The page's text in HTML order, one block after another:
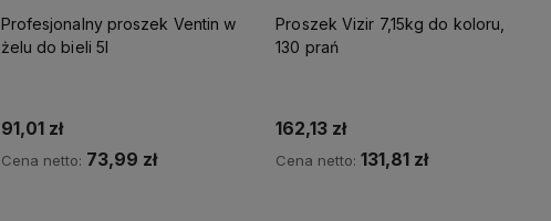
Profesjonalny proszek Ventin w
żelu do bieli 5l
91,01 zł
Cena netto: 73,99 zł
Proszek Vizir 7,15kg do koloru,
130 prań
162,13 zł
Cena netto:131,81 zł